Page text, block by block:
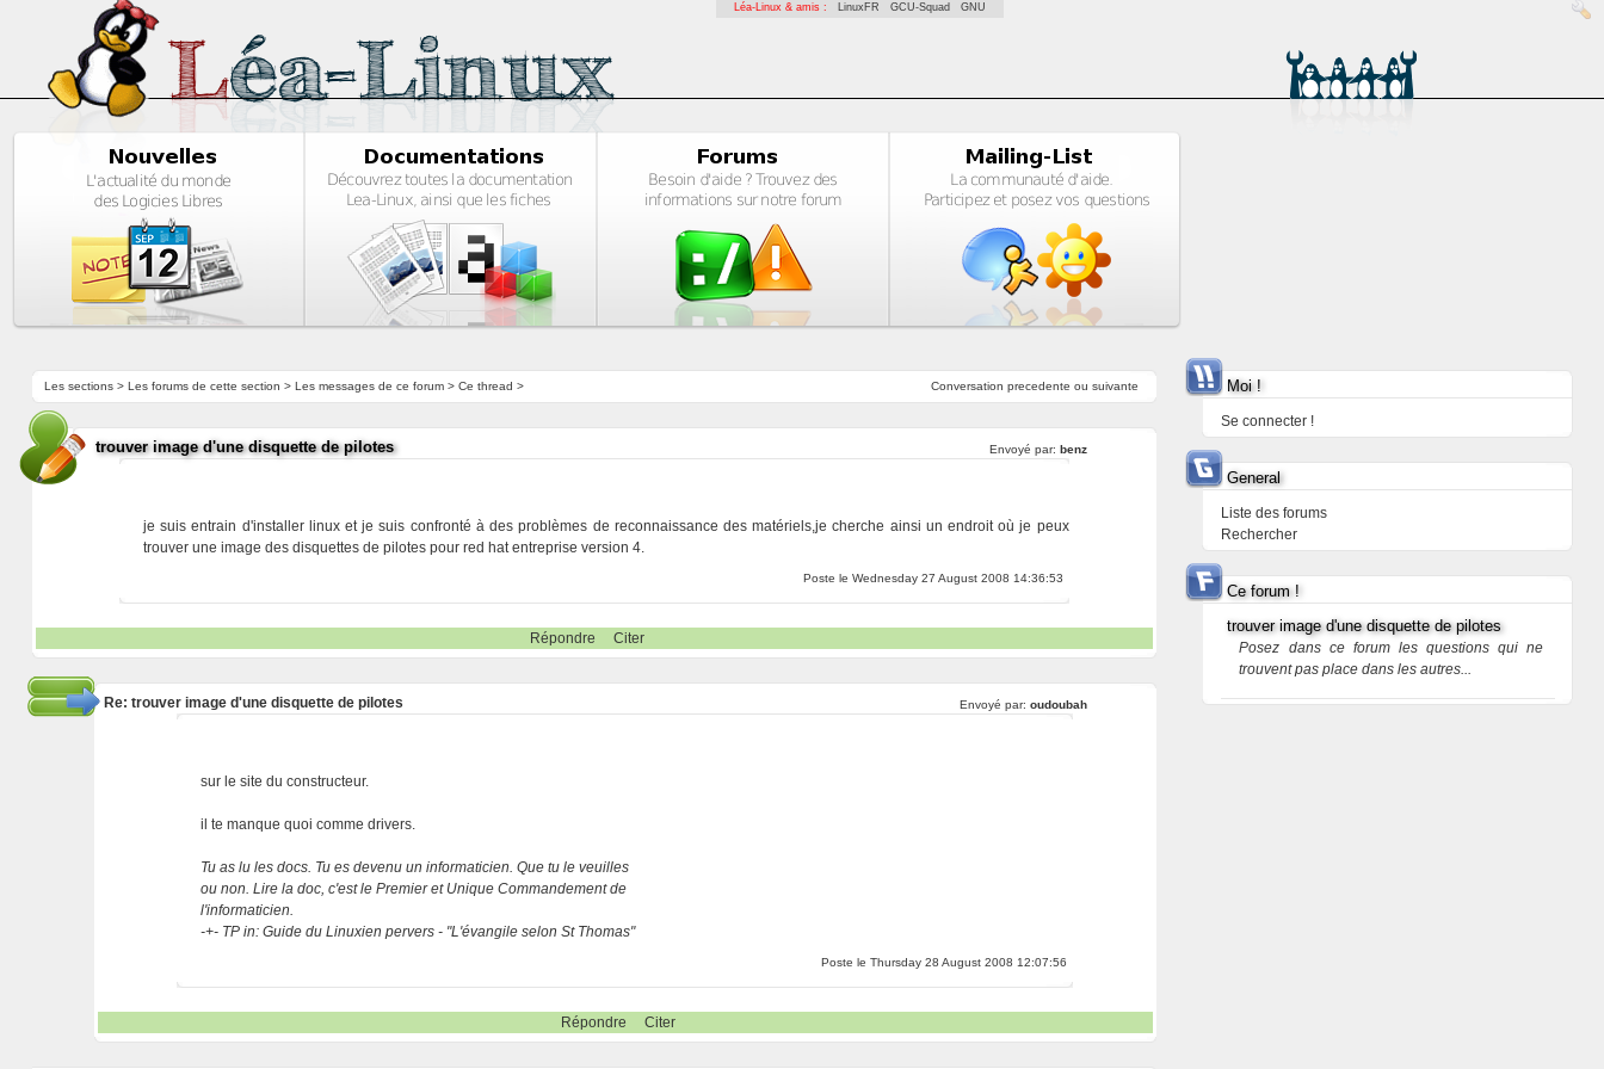
Léa-Linux & amis : LinuxFR GCU-Squad GNU
Conversation precedente ou suivante
Les sections> Les forums de cette section > Les messages de ce forum> Ce thread >
trouver image d'une disquette de pilotes Envoyé par: benz
je suis entrain d'installer linux et je suis confronté à des problèmes de reconnaissance des matériels,je cherche ainsi un endroit où je peux
trouver une image des disquettes de pilotes pour red hat entreprise version 4.
Poste le Wednesday 27 August 2008 14:36:53
Répondre Citer
Re: trouver image d'une disquette de pilotes Envoyé par: oudoubah
sur le site du constructeur.
il te manque quoi comme drivers.
Tu as lu les docs. Tu es devenu un informaticien. Que tu le veuilles
ou non. Lire la doc, c'est le Premier et Unique Commandement de
l'informaticien.
-+- TP in: Guide du Linuxien pervers - "L'évangile selon St Thomas"
Poste le Thursday 28 August 2008 12:07:56
Répondre Citer
Moi !
Se connecter !
General
Liste des forums
Rechercher
Ce forum !
trouver image d'une disquette de pilotes
Posez dans ce forum les questions qui ne
trouvent pas place dans les autres...